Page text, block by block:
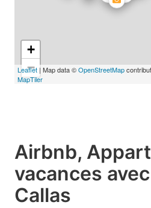
+
−
Leaflet | Map data ©OpenStreetMap
MapTiler
Airbnb,
vacances
Callas